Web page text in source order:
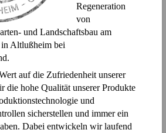
Regeneration
von
und Landschaftsbau am
Altlußheim bei
auf die Zufriedenheit unserer
die hohe Qualität unserer Produkte
und
sicherstellen und immer ein
Dabei entwickeln wir laufend